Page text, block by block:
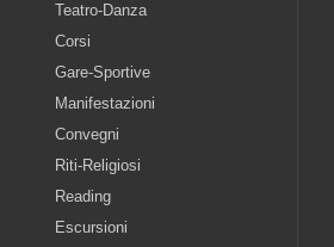
Teatro-Danza
Corsi
Gare-Sportive
Manifestazioni
Convegni
Riti-Religiosi
Reading
Escursioni